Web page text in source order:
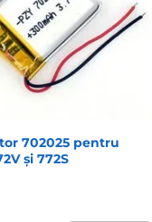
702025 pentru
și 772S